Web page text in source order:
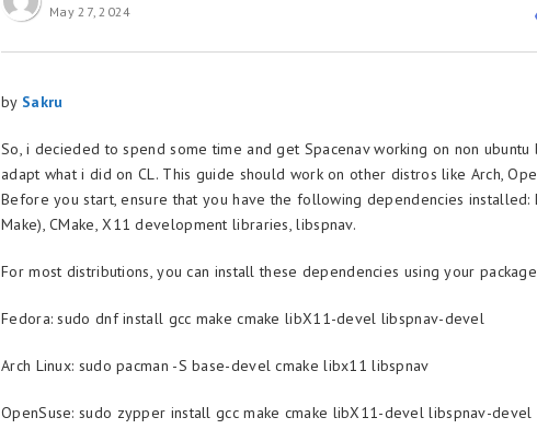
May 27, 2024
by Sakru
So, i decieded to spend some time and get Spacenav working on non
adapt what i did on CL. This guide should work on other distros like Arch,
Before you start, ensure that you have the following dependencies installed:
Make), CMake, X11 development libraries, libspnav.
For most distributions, you can install these dependencies using your
Fedora: sudo dnf install gcc make cmake libX11-devel libspnav-devel
Arch Linux: sudo pacman -S base-devel cmake libx11 libspnav
OpenSuse: sudo zypper install gcc make cmake libX11-devel libspnav-devel